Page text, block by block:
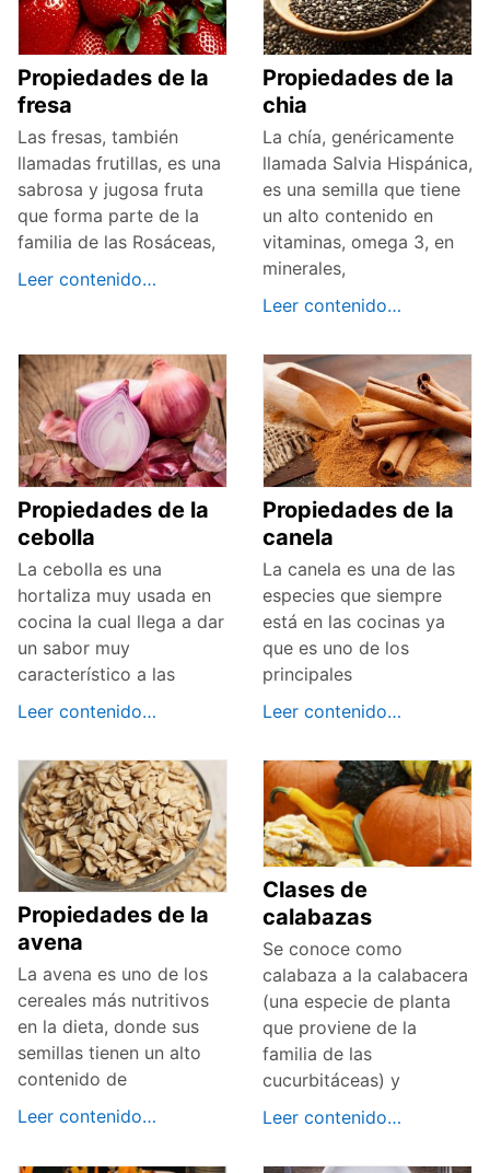
Propiedades de la
fresa
Las fresas, también
llamadas frutillas, es una
sabrosa y jugosa fruta
que forma parte de la
familia de las Rosáceas,
Leer contenido…
Propiedades de la
chia
La chía, genéricamente
llamada Salvia Hispánica,
es una semilla que tiene
un alto contenido en
vitaminas, omega 3, en
minerales,
Leer contenido…
Propiedades de la
cebolla
La cebolla es una
hortaliza muy usada en
cocina la cual llega a dar
un sabor muy
característico a las
Leer contenido…
Propiedades de la
canela
La canela es una de las
especies que siempre
está en las cocinas ya
que es uno de los
principales
Leer contenido…
Propiedades de la
avena
La avena es uno de los
cereales más nutritivos
en la dieta, donde sus
semillas tienen un alto
contenido de
Leer contenido…
Clases de
calabazas
Se conoce como
calabaza a la calabacera
(una especie de planta
que proviene de la
familia de las
cucurbitáceas) y
Leer contenido…